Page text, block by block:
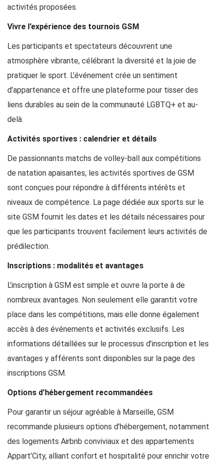
activités proposées.
Vivre l’expérience des tournois GSM
Les participants et spectateurs découvrent une
atmosphère vibrante, célébrant la diversité et la joie de
pratiquer le sport. L’événement crée un sentiment
d’appartenance et offre une plateforme pour tisser des
liens durables au sein de la communauté LGBTQ+ et au-
delà.
Activités sportives : calendrier et détails
De passionnants matchs de volley-ball aux compétitions
de natation apaisantes, les activités sportives de GSM
sont conçues pour répondre à différents intérêts et
niveaux de compétence. La page dédiée aux sports sur le
site GSM fournit les dates et les détails nécessaires pour
que les participants trouvent facilement leurs activités de
prédilection.
Inscriptions : modalités et avantages
L’inscription à GSM est simple et ouvre la porte à de
nombreux avantages. Non seulement elle garantit votre
place dans les compétitions, mais elle donne également
accès à des événements et activités exclusifs. Les
informations détaillées sur le processus d’inscription et les
avantages y afférents sont disponibles sur la page des
inscriptions GSM.
Options d’hébergement recommandées
Pour garantir un séjour agréable à Marseille, GSM
recommande plusieurs options d’hébergement, notamment
des logements Airbnb conviviaux et des appartements
Appart’City, alliant confort et hospitalité pour enrichir votre